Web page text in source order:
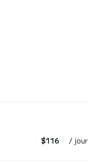
$116 / jour